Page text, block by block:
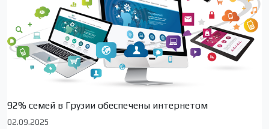
92% семей в Грузии обеспечены интернетом
02.09.2025